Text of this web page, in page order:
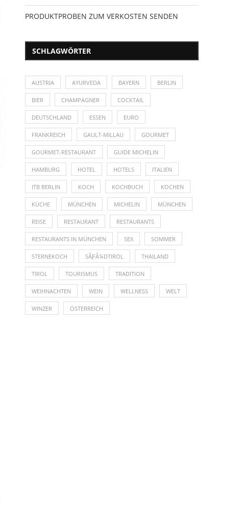
PRODUKTPROBEN ZUM VERKOSTEN SENDEN
SCHLAGWÖRTER
AUSTRIA AYURVEDA BAYERN BERLIN
BIER CHAMPAGNER COCKTAIL
DEUTSCHLAND ESSEN EURO
FRANKREICH GAULT-MILLAU GOURMET
GOURMET-RESTAURANT GUIDE MICHELIN
HAMBURG HOTEL HOTELS ITALIEN
ITB BERLIN KOCH KOCHBUCH KOCHEN
KÜCHE MÜNCHEN MICHELIN MÜNCHEN
REISE RESTAURANT RESTAURANTS
RESTAURANTS IN MÜNCHEN SEX SOMMER
STERNEKOCH SÃƑÂ¼DTIROL THAILAND
TIROL TOURISMUS TRADITION
WEIHNACHTEN WEIN WELLNESS WELT
WINZER ÖSTERREICH